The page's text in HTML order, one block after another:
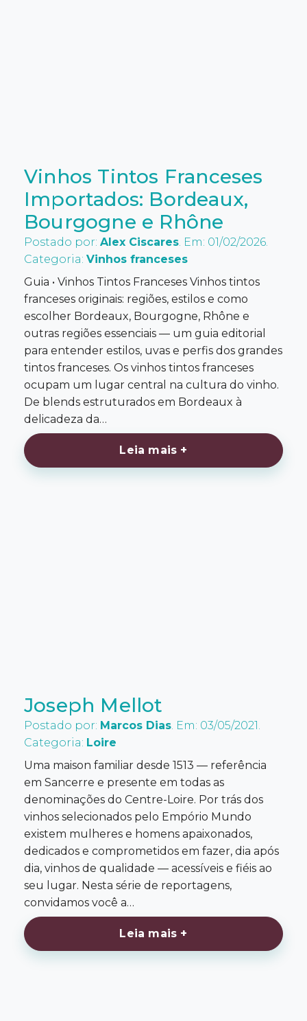
Vinhos Tintos Franceses
Importados: Bordeaux,
Bourgogne e Rhône
Postado por: Alex Ciscares. Em: 01/02/2026.
Categoria: Vinhos franceses
Guia • Vinhos Tintos Franceses Vinhos tintos
franceses originais: regiões, estilos e como
escolher Bordeaux, Bourgogne, Rhône e
outras regiões essenciais — um guia editorial
para entender estilos, uvas e perfis dos grandes
tintos franceses. Os vinhos tintos franceses
ocupam um lugar central na cultura do vinho.
De blends estruturados em Bordeaux à
delicadeza da…
Leia mais +
Joseph Mellot
Postado por: Marcos Dias. Em: 03/05/2021.
Categoria: Loire
Uma maison familiar desde 1513 — referência
em Sancerre e presente em todas as
denominações do Centre-Loire. Por trás dos
vinhos selecionados pelo Empório Mundo
existem mulheres e homens apaixonados,
dedicados e comprometidos em fazer, dia após
dia, vinhos de qualidade — acessíveis e fiéis ao
seu lugar. Nesta série de reportagens,
convidamos você a…
Leia mais +